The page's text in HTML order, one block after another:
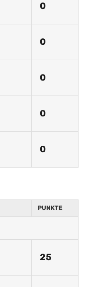
0
0
0
0
0
PUNKTE
25